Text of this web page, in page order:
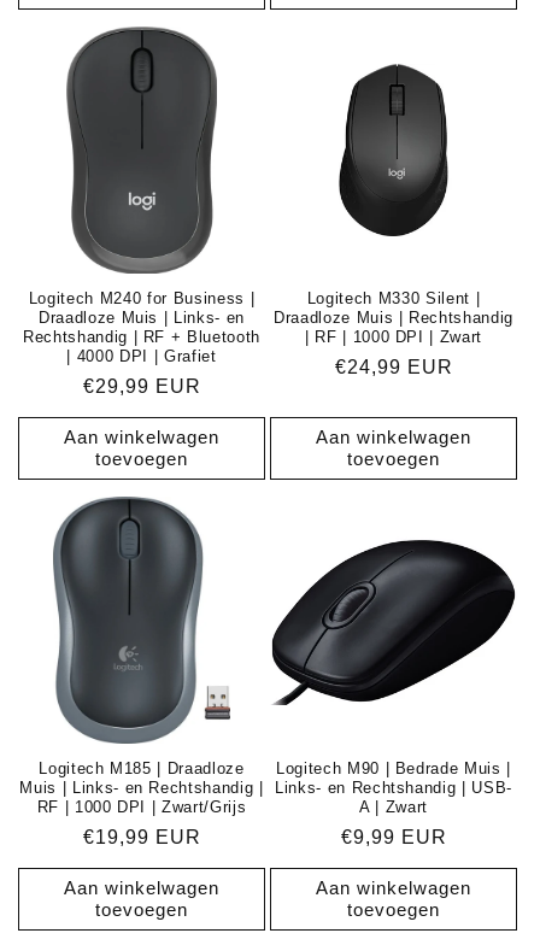
Logitech M240 for Business |
Draadloze Muis | Links- en
Rechtshandig | RF + Bluetooth
| 4000 DPI | Grafiet
Normale
prijs
€29,99 EUR
Aan winkelwagen
toevoegen
Logitech M330 Silent |
Draadloze Muis | Rechtshandig
| RF | 1000 DPI | Zwart
Normale
€24,99 EUR
Aan winkelwagen
toevoegen
Logitech M185 | Draadloze
Muis | Links- en Rechtshandig |
RF | 1000 DPI | Zwart/Grijs
Normale
prijs
€19,99 EUR
Aan winkelwagen
toevoegen
Logitech M90 | Bedrade Muis |
Links- en Rechtshandig | USB-
A | Zwart
Normale
prijs
€9,99 EUR
Aan winkelwagen
toevoegen